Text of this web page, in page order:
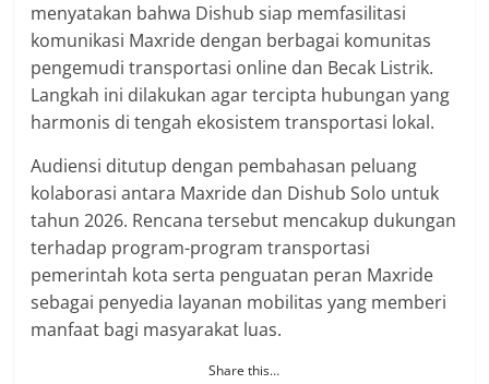
menyatakan bahwa Dishub siap memfasilitasi
komunikasi Maxride dengan berbagai komunitas
pengemudi transportasi online dan Becak Listrik.
Langkah ini dilakukan agar tercipta hubungan yang
harmonis di tengah ekosistem transportasi lokal.
Audiensi ditutup dengan pembahasan peluang
kolaborasi antara Maxride dan Dishub Solo untuk
tahun 2026. Rencana tersebut mencakup dukungan
terhadap program-program transportasi
pemerintah kota serta penguatan peran Maxride
sebagai penyedia layanan mobilitas yang memberi
manfaat bagi masyarakat luas.
Share this…